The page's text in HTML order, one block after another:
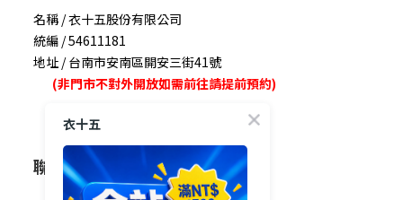
名稱 / 衣十五股份有限公司
統編 / 54611181
地址 / 台南市安南區開安三街41號
(非門市不對外開放如需前往請提前預約)
聯絡我們
衣十五